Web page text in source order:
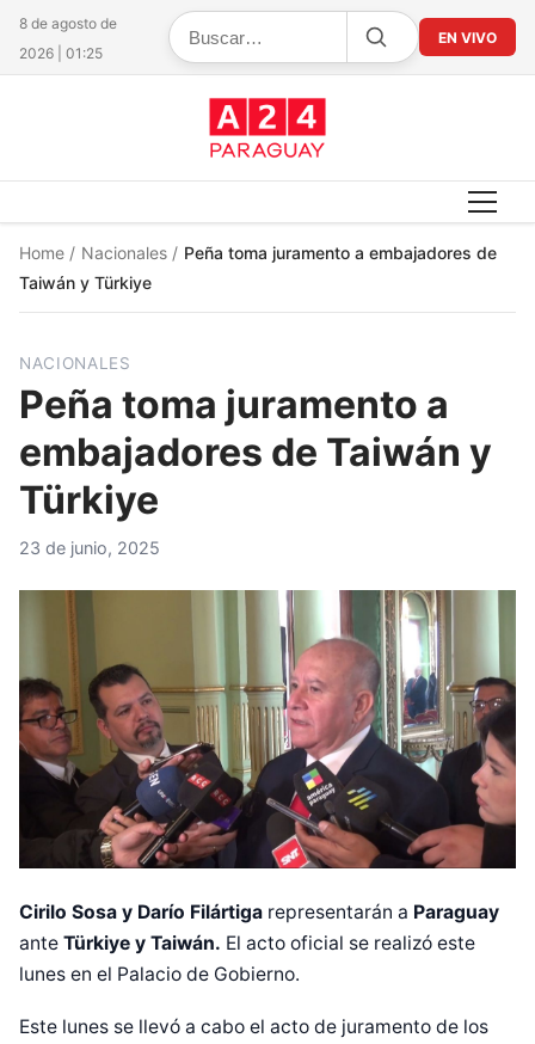
8 de agosto de
2026 | 01:25
EN VIVO
Home / Nacionales / Peña toma juramento a embajadores de
Taiwán y Türkiye
NACIONALES
Peña toma juramento a
embajadores de Taiwán y
Türkiye
23 de junio, 2025
Cirilo Sosa y Darío Filártiga representarán a Paraguay
ante Türkiye y Taiwán. El acto oficial se realizó este
lunes en el Palacio de Gobierno.
Este lunes se llevó a cabo el acto de juramento de los